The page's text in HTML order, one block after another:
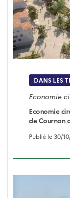
DANS LES
Economie
Economie
de Cournon
Publié le 30/